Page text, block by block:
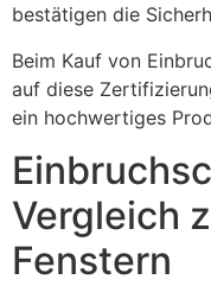
bestätigen die
Beim Kauf von
auf diese
ein hochwertiges
Vergleich
Fenstern